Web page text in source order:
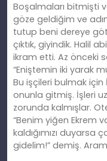
Boşalmaları bitmişti
göze geldiğim ve
tutup beni dereye
çıktık, giyindik. Halil
ikram etti. Az önceki
“Eniştemin iki yarak
Bu işçileri bulmak için
onunla gitmiş. İşleri
zorunda kalmışlar.
“Benim yiğen Ekrem
kaldığımızı duyarsa
gidelim!” demiş.